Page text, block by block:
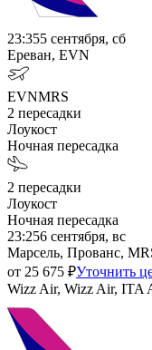
23:355 сентября, сб
Ереван, EVN
EVNMRS
2 пересадки
Лоукост
Ночная пересадка
2 пересадки
Лоукост
Ночная пересадка
23:256 сентября, вс
Марсель, Прованс,
от 25 675 ₽Уточнить
Wizz Air, Wizz Air, ITA